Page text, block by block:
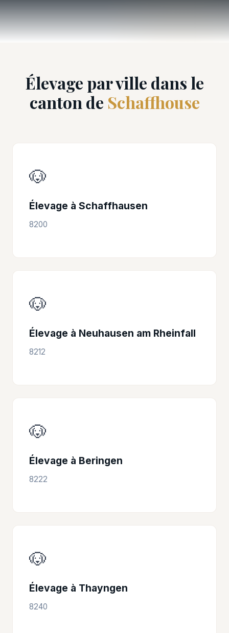
Élevage par ville dans le
canton de Schaffhouse
🐶
Élevage à Schaffhausen
8200
🐶
Élevage à Neuhausen am Rheinfall
8212
🐶
Élevage à Beringen
8222
🐶
Élevage à Thayngen
8240